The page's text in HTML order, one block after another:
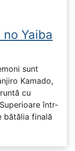
Yaiba
sunt
Kamado,
cu
într-
bătălia finală